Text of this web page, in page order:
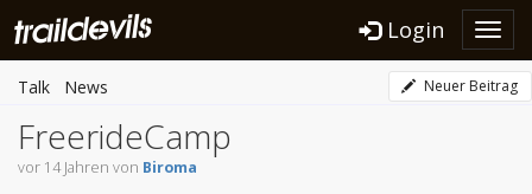
Login
Talk News Neuer Beitrag
FreerideCamp
vor 14 Jahren von Biroma